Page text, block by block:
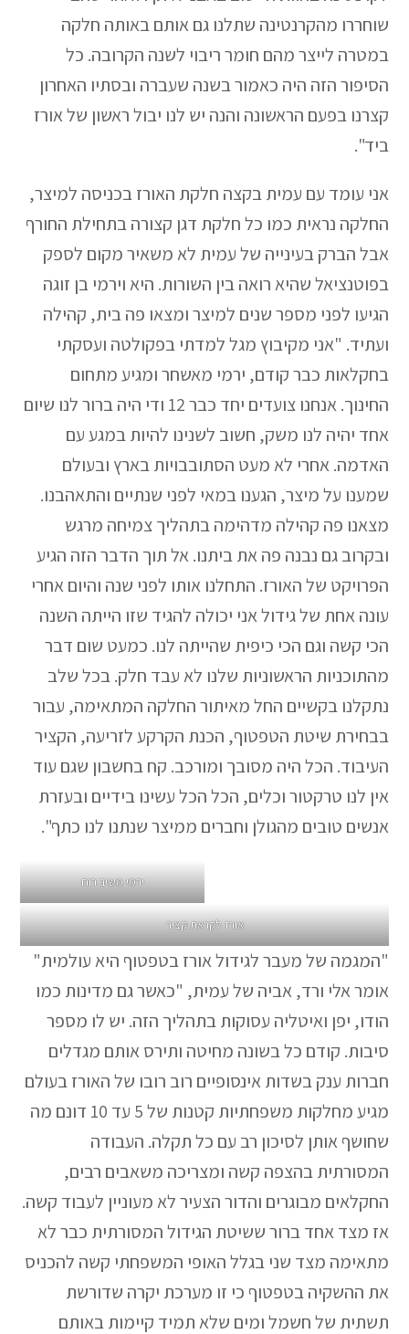
שוחררו מהקרנטינה שתלנו גם אותם באותה חלקה
במטרה לייצר מהם חומר ריבוי לשנה הקרובה. כל
הסיפור הזה היה כאמור בשנה שעברה ובסתיו האחרון
קצרנו בפעם הראשונה והנה יש לנו יבול ראשון של אורז
ביד".
אני עומד עם עמית בקצה חלקת האורז בכניסה למיצר,
החלקה נראית כמו כל חלקת דגן קצורה בתחילת החורף
אבל הברק בעינייה של עמית לא משאיר מקום לספק
בפוטנציאל שהיא רואה בין השורות. היא וירמי בן זוגה
הגיעו לפני מספר שנים למיצר ומצאו פה בית, קהילה
ועתיד. "אני מקיבוץ מגל למדתי בפקולטה ועסקתי
בחקלאות כבר קודם, ירמי מאשחר ומגיע מתחום
החינוך. אנחנו צועדים יחד כבר 12 ודי היה ברור לנו שיום
אחד יהיה לנו משק, חשוב לשנינו להיות במגע עם
האדמה. אחרי לא מעט הסתובבויות בארץ ובעולם
שמענו על מיצר, הגענו במאי לפני שנתיים והתאהבנו.
מצאנו פה קהילה מדהימה בתהליך צמיחה מרגש
ובקרוב גם נבנה פה את ביתנו. אל תוך הדבר הזה הגיע
הפרויקט של האורז. התחלנו אותו לפני שנה והיום אחרי
עונה אחת של גידול אני יכולה להגיד שזו הייתה השנה
הכי קשה וגם הכי כיפית שהייתה לנו. כמעט שום דבר
מהתוכניות הראשוניות שלנו לא עבד חלק. בכל שלב
נתקלנו בקשיים החל מאיתור החלקה המתאימה, עבור
בבחירת שיטת הטפטוף, הכנת הקרקע לזריעה, הקציר
העיבוד. הכל היה מסובך ומורכב. קח בחשבון שגם עוד
אין לנו טרקטור וכלים, הכל הכל עשינו בידיים ובעזרת
אנשים טובים מהגולן וחברים ממיצר שנתנו לנו כתף".
ירמי משיב רוח
אורז לקראת קציר
"המגמה של מעבר לגידול אורז בטפטוף היא עולמית"
אומר אלי ורד, אביה של עמית, "כאשר גם מדינות כמו
הודו, יפן ואיטליה עסוקות בתהליך הזה. יש לו מספר
סיבות. קודם כל בשונה מחיטה ותירס אותם מגדלים
חברות ענק בשדות אינסופיים רוב רובו של האורז בעולם
מגיע מחלקות משפחתיות קטנות של 5 עד 10 דונם מה
שחושף אותן לסיכון רב עם כל תקלה. העבודה
המסורתית בהצפה קשה ומצריכה משאבים רבים,
החקלאים מבוגרים והדור הצעיר לא מעוניין לעבוד קשה.
אז מצד אחד ברור ששיטת הגידול המסורתית כבר לא
מתאימה מצד שני בגלל האופי המשפחתי קשה להכניס
את ההשקיה בטפטוף כי זו מערכת יקרה שדורשת
תשתית של חשמל ומים שלא תמיד קיימות באותם